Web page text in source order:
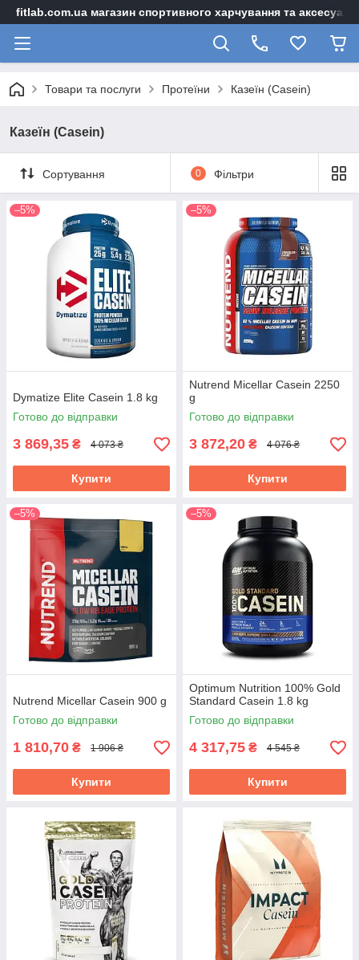
fitlab.com.ua магазин спортивного харчування та
Товари та послуги Протеїни Казеїн (Casein)
Казеїн (Casein)
Сортування 0 Фільтри
–5%
Dymatize Elite Casein 1.8 kg
Готово до відправки
3 869,35 ₴ 4 073 ₴
Купити
–5%
Nutrend Micellar Casein 2250
g
Готово до відправки
3 872,20 ₴ 4 076 ₴
Купити
–5%
Nutrend Micellar Casein 900 g
Готово до відправки
1 810,70 ₴ 1 906 ₴
Купити
–5%
Optimum Nutrition 100% Gold
Standard Casein 1.8 kg
Готово до відправки
4 317,75 ₴ 4 545 ₴
Купити